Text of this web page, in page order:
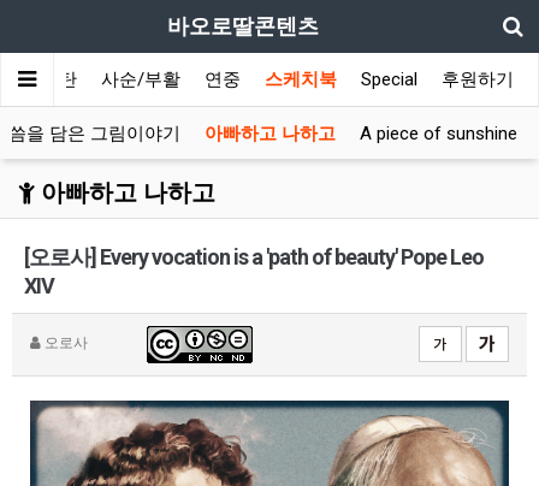
바오로딸콘텐츠
림/성탄 사순/부활 연중 스케치북 Special 후원하기
씀을 담은 그림이야기 아빠하고 나하고 A piece of sunshine
아빠하고 나하고
[오로사] Every vocation is a 'path of beauty' Pope Leo
XIV
오로사